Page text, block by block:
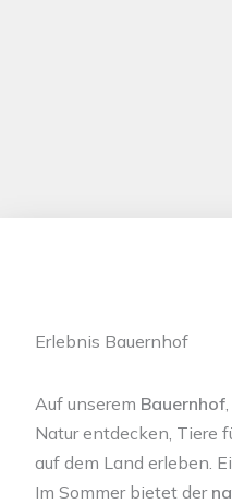
Erlebnis Bauernhof
Auf unserem Bauernhof
Natur entdecken, Tiere
auf dem Land erleben.
Im Sommer bietet der